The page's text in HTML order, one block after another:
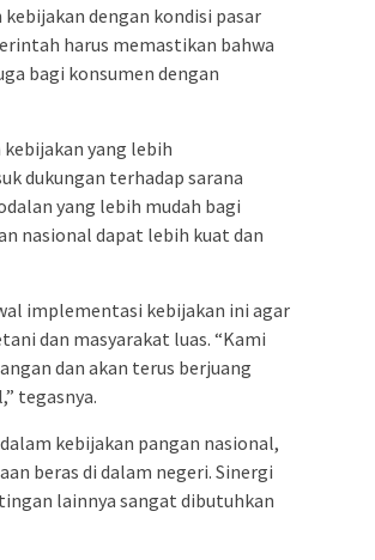
dengan kondisi pasar
harus memastikan bahwa
bagi konsumen dengan
kebijakan yang lebih
dukungan terhadap sarana
yang lebih mudah bagi
nasional dapat lebih kuat dan
implementasi kebijakan ini agar
dan masyarakat luas. “Kami
dan akan terus berjuang
tegasnya.
kebijakan pangan nasional,
beras di dalam negeri. Sinergi
lainnya sangat dibutuhkan